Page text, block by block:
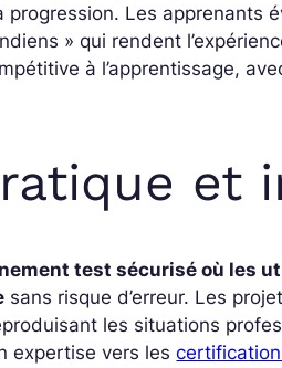
Les apprenants
» qui rendent
à l’apprentissage,
et
test sécurisé où les
sans risque d’erreur. Les
les situations
expertise vers les